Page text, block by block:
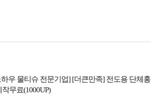
우 물티슈 전문기업] [더큰만족] 전도용 단체홍
무료(1000UP)